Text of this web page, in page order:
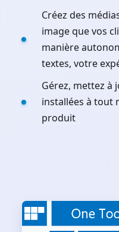
Créez des
image que vos
manière
textes, votre
Gérez, mettez à
installées à tout
produit